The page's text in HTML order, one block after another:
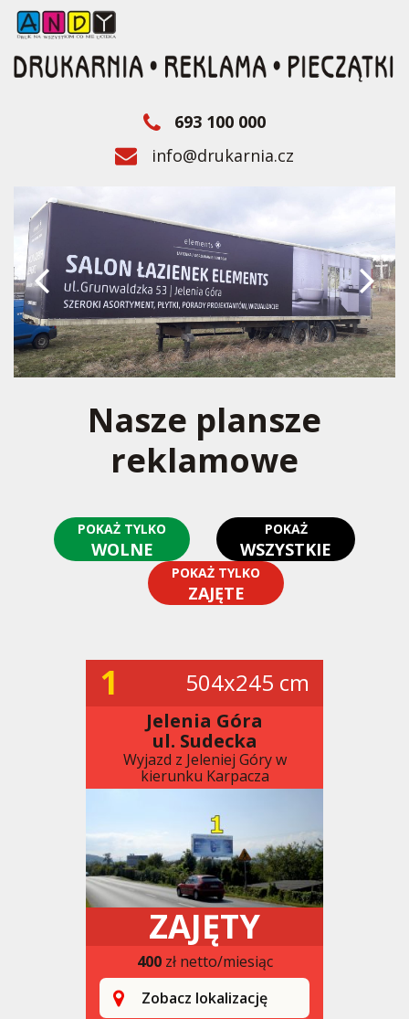
693 100 000
info@drukarnia.cz
Nasze plansze
reklamowe
POKAŻ TYLKO
WOLNE
POKAŻ
WSZYSTKIE
POKAŻ TYLKO
ZAJĘTE
1 504x245 cm
Jelenia Góra
ul. Sudecka
Wyjazd z Jeleniej Góry w
kierunku Karpacza
ZAJĘTY
400zł netto/miesiąc
Zobacz lokalizację